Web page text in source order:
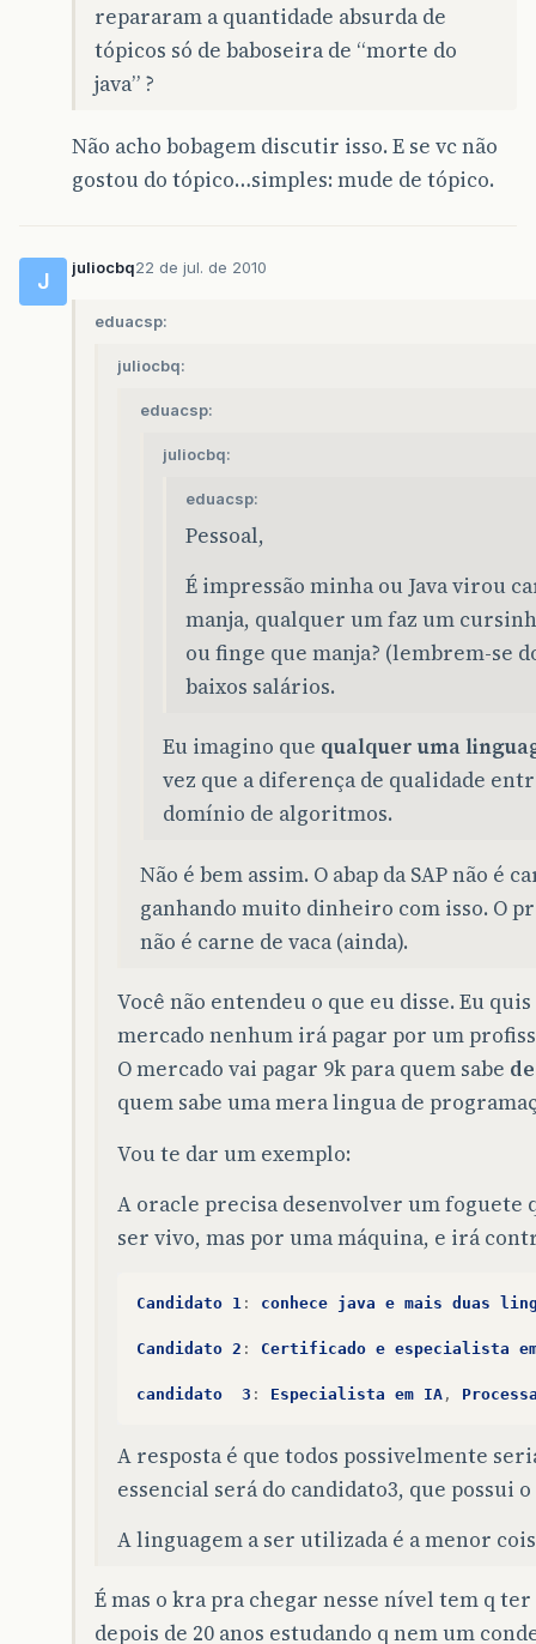
repararam a quantidade absurda de
tópicos só de baboseira de “morte do
java” ?
Não acho bobagem discutir isso. E se vc não
gostou do tópico…simples: mude de tópico.
J
juliocbq22 de jul. de 2010
eduacsp:
juliocbq:
eduacsp:
juliocbq:
eduacsp:
Pessoal,
É impressão minha ou Java virou
manja, qualquer um faz um
ou finge que manja? (lembrem-se
baixos salários.
Eu imagino que qualquer uma
vez que a diferença de qualidade
domínio de algoritmos.
Não é bem assim. O abap da SAP não é
ganhando muito dinheiro com isso. O
não é carne de vaca (ainda).
Você não entendeu o que eu disse. Eu
mercado nenhum irá pagar por um
O mercado vai pagar 9k para quem sabe
quem sabe uma mera lingua de
Vou te dar um exemplo:
A oracle precisa desenvolver um foguete
ser vivo, mas por uma máquina, e irá
Candidato 1 : conhece java e mais duas
Candidato 2 : Certificado e especialista
candidato 3 : Especialista em IA ,
A resposta é que todos possivelmente
essencial será do candidato3, que possui o
A linguagem a ser utilizada é a menor
É mas o kra pra chegar nesse nível tem q
depois de 20 anos estudando q nem um